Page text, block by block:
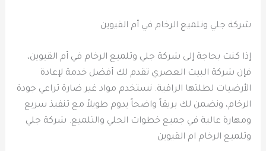
شركة جلي وتلميع الرخام في أم القيوين
إذا كنت بحاجة إلى شركة جلي وتلميع الرخام في أم القيوين،
فإن شركة البيت العصري تقدم لك أفضل خدمة لإعادة
الأرضيات لطلتها الراقية. نستخدم مواد غير ضارة تراعي جودة
الرخام، ونضمن لك بريقاً واضحاً يدوم طويلاً مع تنفيذ سريع
ومهارة عالية في جميع خطوات الجلي والتلميع. شركة جلي
وتلميع الرخام ام القيوين